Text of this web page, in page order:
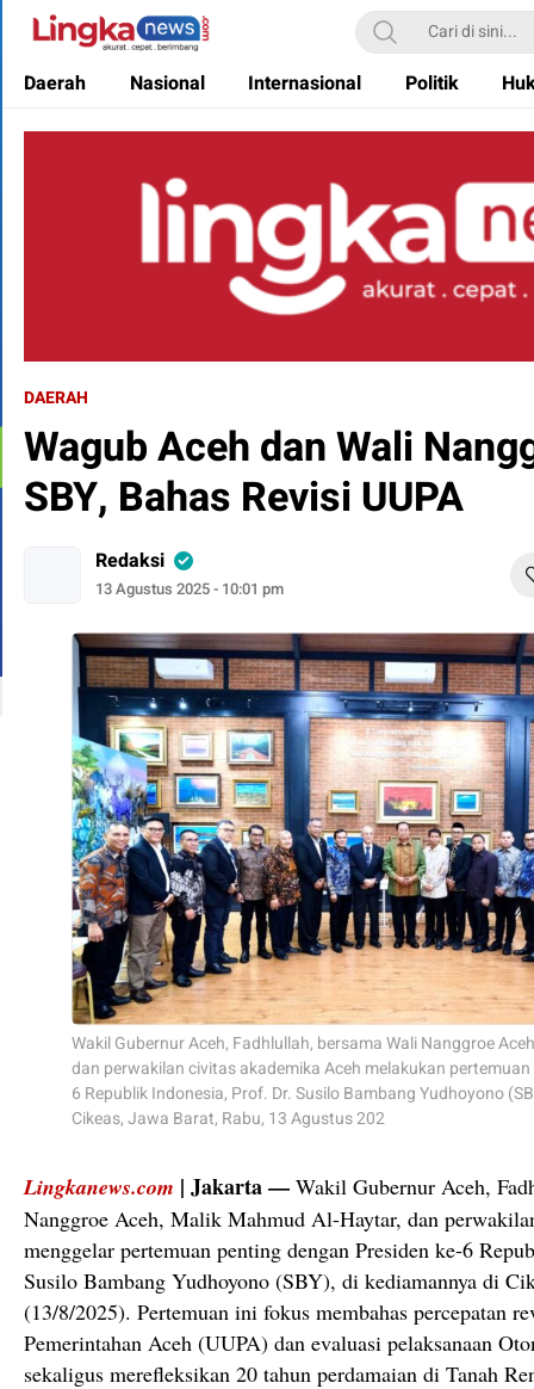
Lingkanews
Akurat. Cepat & Berimbang
Daerah Nasional Internasional Politik
DAERAH
Wagub Aceh dan Wali
SBY, Bahas Revisi UUPA
Redaksi
13 Agustus 2025 - 10:01 pm
Wakil Gubernur Aceh, Fadhlullah, bersama Wali Nanggroe
dan perwakilan civitas akademika Aceh melakukan
6 Republik Indonesia, Prof. Dr. Susilo Bambang Yudhoyono
Cikeas, Jawa Barat, Rabu, 13 Agustus 202
Lingkanews.com | Jakarta — Wakil Gubernur Aceh,
Nanggroe Aceh, Malik Mahmud Al-Haytar, dan
menggelar pertemuan penting dengan Presiden ke-6
Susilo Bambang Yudhoyono (SBY), di kediamannya di
(13/8/2025). Pertemuan ini fokus membahas percepatan
Pemerintahan Aceh (UUPA) dan evaluasi pelaksanaan
sekaligus merefleksikan 20 tahun perdamaian di Tanah